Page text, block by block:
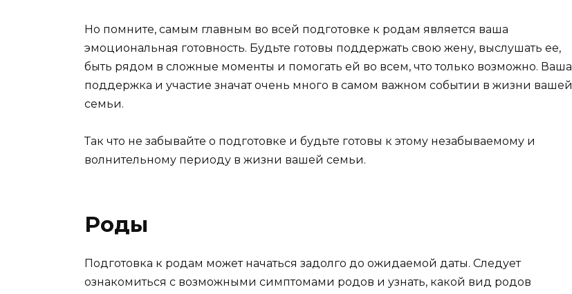
Но помните, самым главным во всей подготовке к родам является ваша
эмоциональная готовность. Будьте готовы поддержать свою жену, выслушать ее,
быть рядом в сложные моменты и помогать ей во всем, что только возможно. Ваша
поддержка и участие значат очень много в самом важном событии в жизни вашей
семьи.
Так что не забывайте о подготовке и будьте готовы к этому незабываемому и
волнительному периоду в жизни вашей семьи.
Роды
Подготовка к родам может начаться задолго до ожидаемой даты. Следует
ознакомиться с возможными симптомами родов и узнать, какой вид родов